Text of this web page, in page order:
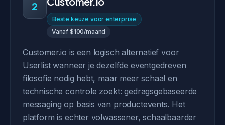
2
Beste keuze voor enterprise
Vanaf $100/maand
Customer.io is een logisch alternatief voor
Userlist wanneer je dezelfde eventgedreven
filosofie nodig hebt, maar meer schaal en
technische controle zoekt: gedragsgebaseerde
messaging op basis van productevents. Het
platform is echter volwassener, schaalbaarder